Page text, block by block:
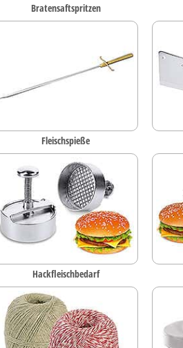
Bratensaftspritzen
Fleischspieße
Hackfleischbedarf